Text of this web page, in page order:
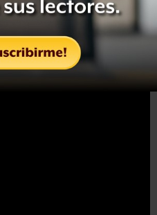
desventaja de 3-0 ante el
Azteca ganó el partido de